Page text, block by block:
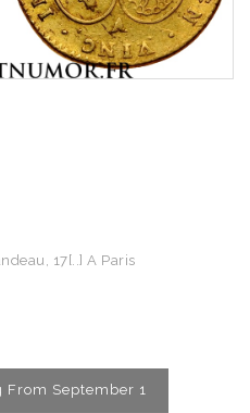
17[..] A Paris
From September 1